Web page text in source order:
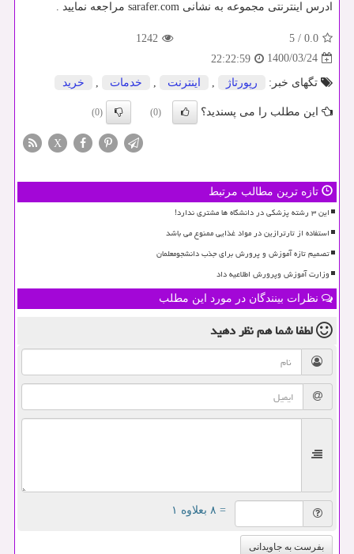
ادرس اینترنتی مجموعه به نشانی sarafer.com مراجعه نمایید .
0.0
/
5
1242
1400/03/24
22:22:59
تگهای خبر:
رپورتاژ , اینترنت , خدمات , خرید
این مطلب را می پسندید؟ (0)
(0)
X
تازه ترین مطالب مرتبط
این ۳ رشته پزشکی در دانشگاه ها مشتری ندارد!
استفاده از تارترازین در مواد غذایی ممنوع می باشد
تصمیم تازه آموزش و پرورش برای جذب دانشجومعلمان
وزارت آموزش وپرورش اطلاعیه داد
نظرات بینندگان در مورد این مطلب
لطفا شما همنظر دهید
= ۸ بعلاوه ۱
بفرست به جاویدانی